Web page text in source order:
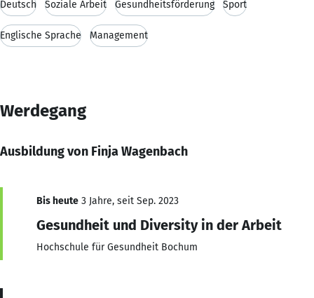
Deutsch Soziale Arbeit Gesundheitsförderung Sport
Englische Sprache Management
Werdegang
Ausbildung von Finja Wagenbach
Bis heute 3 Jahre, seit Sep. 2023
Gesundheit und Diversity in der Arbeit
Hochschule für Gesundheit Bochum